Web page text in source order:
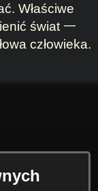
. Właściwe
świat 一
człowieka.